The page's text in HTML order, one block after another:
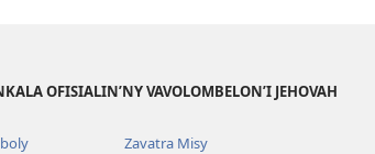
OFISIALIN’NY VAVOLOMBELON’I JEHOVAH
Zavatra Misy